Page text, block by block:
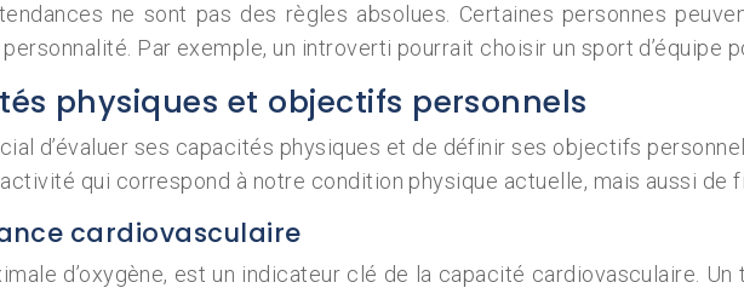
ne sont pas des règles absolues. Certaines personnes
Par exemple, un introverti pourrait choisir un sport d’équipe
physiques et objectifs personnels
d’évaluer ses capacités physiques et de définir ses objectifs
qui correspond à notre condition physique actuelle, mais aussi de
cardiovasculaire
d’oxygène, est un indicateur clé de la capacité cardiovasculaire.